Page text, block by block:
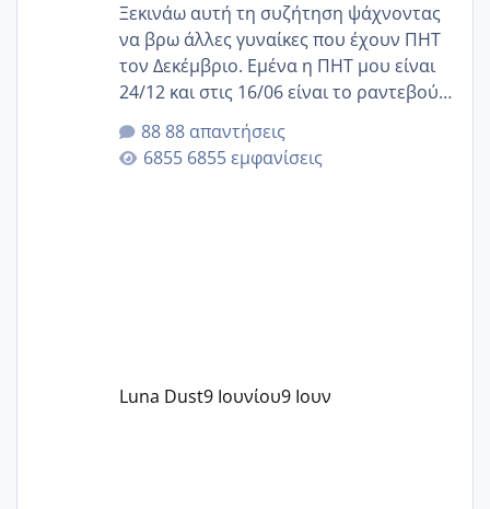
Ξεκινάω αυτή τη συζήτηση ψάχνοντας
να βρω άλλες γυναίκες που έχουν ΠΗΤ
τον Δεκέμβριο. Εμένα η ΠΗΤ μου είναι
24/12 και στις 16/06 είναι το ραντεβού
της αυχενικής διαφάνειας. Έχω αρκετό
άγχος και οι μέρες δεν φαίνεται να
περνάνε με τίποτα.
88 απαντήσεις
6855 εμφανίσεις
Luna Dust9 Ιουνίου9 Ιουν